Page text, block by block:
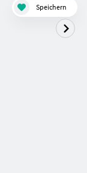
Speichern